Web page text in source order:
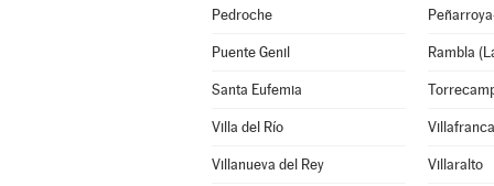
Pedroche
Puente Genil Rambla
Santa Eufemia
Villa del Río
Villanueva del Rey Villaralto